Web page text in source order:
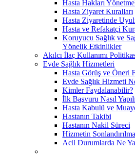
Hasta Hakları
Hasta Ziyaret Kuralları
Hasta Ziyaretinde
Hasta ve Refakatçi
Koruyucu Sağlık ve
Yönelik Etkinlikler
Akılcı İlaç Kullanımı
Evde Sağlık Hizmetleri
Hasta Görüş ve Öneri
Evde Sağlık Hizmeti
Kimler Faydalanabilir?
İlk Başvuru Nasıl
Hasta Kabulü ve
Hastanın Takibi
Hastanın Nakil Süreci
Hizmetin
Acil Durumlarda Ne